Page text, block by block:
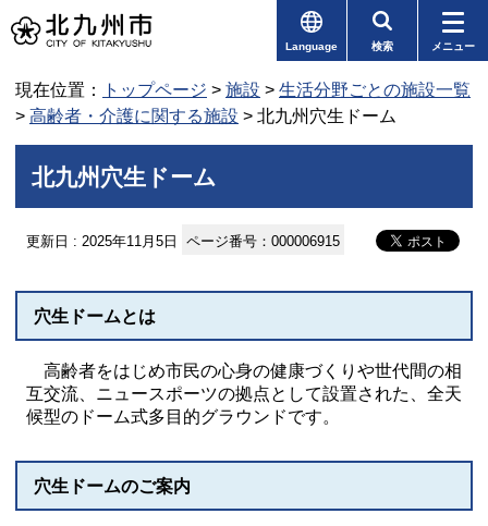
Language 検索 メニュー
現在位置： トップページ > 施設 > 生活分野ごとの施設一覧
> 高齢者・介護に関する施設 > 北九州穴生ドーム
北九州穴生ドーム
更新日 : 2025年11月5日 ページ番号：000006915
穴生ドームとは
高齢者をはじめ市民の心身の健康づくりや世代間の相
互交流、ニュースポーツの拠点として設置された、全天
候型のドーム式多目的グラウンドです。
穴生ドームのご案内